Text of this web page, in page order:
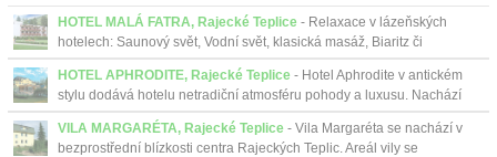
HOTEL MALÁ FATRA, Rajecké Teplice - Relaxace v lázeňských
hotelech: Saunový svět, Vodní svět, klasická masáž, Biaritz či
whirlpool.
HOTEL APHRODITE, Rajecké Teplice - Hotel Aphrodite v antickém
stylu dodává hotelu netradiční atmosféru pohody a luxusu. Nachází
se 30 metrů od Hotelu Aphrodite Palace. ...
VILA MARGARÉTA, Rajecké Teplice - Vila Margaréta se nachází v
bezprostřední blízkosti centra Rajeckých Teplic. Areál vily se